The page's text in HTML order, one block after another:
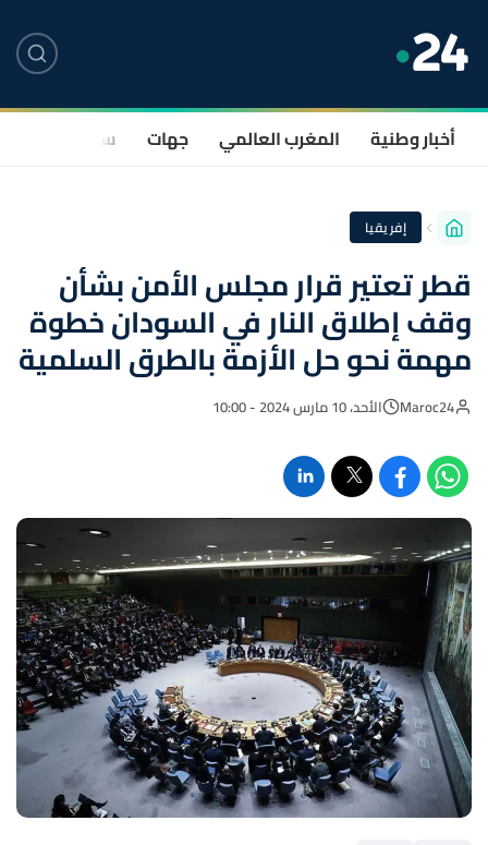
أخبار وطنية المغرب العالمي جهات سياسة
إفريقيا
قطر تعتير قرار مجلس الأمن بشأن
وقف إطلاق النار في السودان خطوة
مهمة نحو حل الأزمة بالطرق السلمية
Maroc24 الأحد، 10 مارس 2024 - 10:00